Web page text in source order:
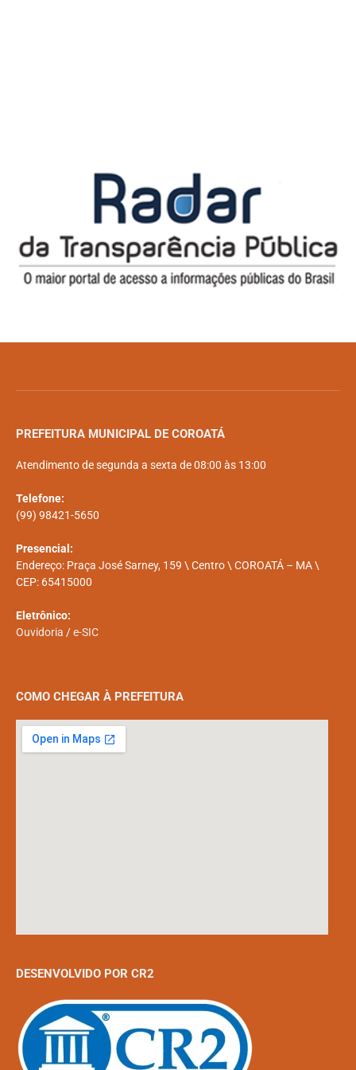
PREFEITURA MUNICIPAL DE COROATÁ
Atendimento de segunda a sexta de 08:00 às 13:00
Telefone:
(99) 98421-5650
Presencial:
Endereço: Praça José Sarney, 159 \ Centro \ COROATÁ – MA \
CEP: 65415000
Eletrônico:
Ouvidoria /e-SIC
COMO CHEGAR À PREFEITURA
DESENVOLVIDO POR CR2